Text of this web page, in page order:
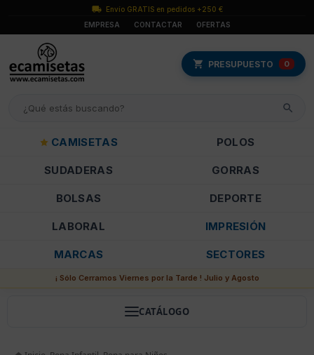
Envío GRATIS en pedidos +250 €
EMPRESA
CONTACTAR OFERTAS
PRESUPUESTO 0
CAMISETAS POLOS
SUDADERAS GORRAS
BOLSAS DEPORTE
LABORAL IMPRESIÓN
MARCAS SECTORES
¡ Sólo Cerramos Viernes por la Tarde ! Julio y Agosto
CATÁLOGO